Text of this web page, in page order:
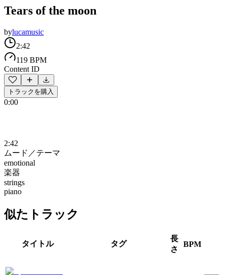
Tears of the moon
bylucamusic
2:42
119 BPM
Content ID
トラックを購入
0:00
2:42
ムード／テーマ
emotional
楽器
strings
piano
似たトラック
タイトル タグ
長
さ
BPM